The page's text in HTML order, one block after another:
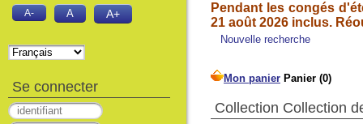
Pendant les congés
21 août 2026 inclus.
Nouvelle recherche
Collection Collection
A- A A+
Se connecter